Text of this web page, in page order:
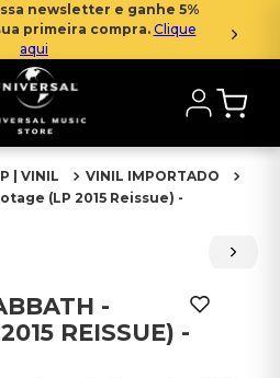
newsletter e ganhe 5%
primeira compra. Clique
aqui
| VINIL
VINIL IMPORTADO
(LP 2015 Reissue) -
-
REISSUE) -